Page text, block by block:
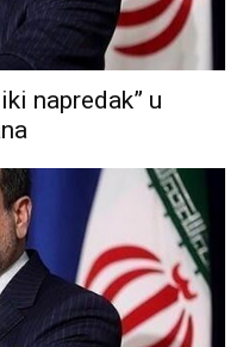
napredak” u